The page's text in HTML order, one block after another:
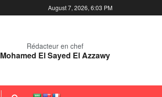
August 7, 2026, 6:03 PM
Rédacteur en chef
Mohamed El Sayed El Azzawy